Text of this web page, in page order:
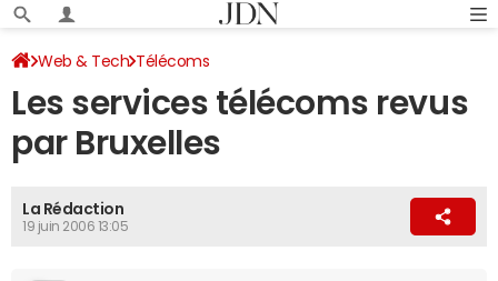
Web & Tech Télécoms
Les services télécoms revus
par Bruxelles
La Rédaction
19 juin 2006 13:05